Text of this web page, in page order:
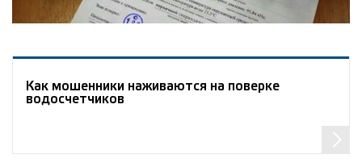
Как мошенники наживаются на поверке
водосчетчиков